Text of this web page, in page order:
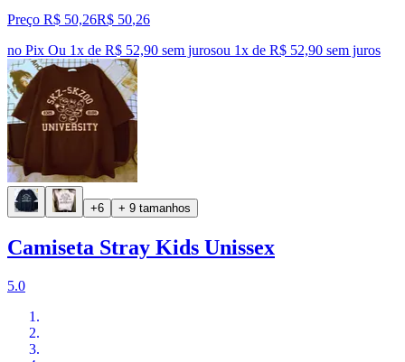
Preço R$ 50,26R$ 50,26
no Pix Ou 1x de R$ 52,90 sem jurosou 1x de R$ 52,90 sem juros
+6 + 9 tamanhos
Camiseta Stray Kids Unissex
5.0